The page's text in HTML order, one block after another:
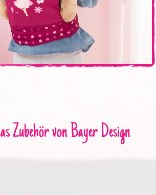
Zubehör von Bayer Design